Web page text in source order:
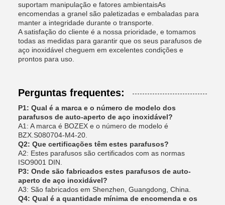
suportam manipulação e fatores ambientaisAs
encomendas a granel são paletizadas e embaladas para
manter a integridade durante o transporte.
A satisfação do cliente é a nossa prioridade, e tomamos
todas as medidas para garantir que os seus parafusos de
aço inoxidável cheguem em excelentes condições e
prontos para uso.
Perguntas frequentes:
P1: Qual é a marca e o número de modelo dos
parafusos de auto-aperto de aço inoxidável?
A1: A marca é BOZEX e o número de modelo é
BZX.S080704-M4-20.
Q2: Que certificações têm estes parafusos?
A2: Estes parafusos são certificados com as normas
ISO9001 DIN.
P3: Onde são fabricados estes parafusos de auto-
aperto de aço inoxidável?
A3: São fabricados em Shenzhen, Guangdong, China.
Q4: Qual é a quantidade mínima de encomenda e os